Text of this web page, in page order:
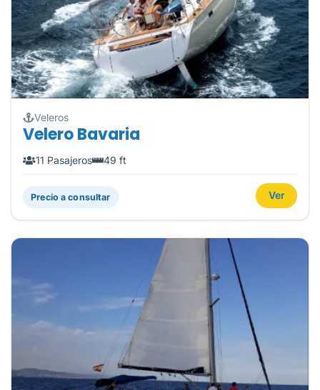
Veleros
Velero Bavaria
11 Pasajeros 49 ft
Precio a consultar Ver